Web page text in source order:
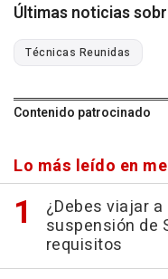
Últimas noticias
Técnicas Reunidas
Contenido patrocinado
Lo más leído en
¿Debes viajar
suspensión de
requisitos